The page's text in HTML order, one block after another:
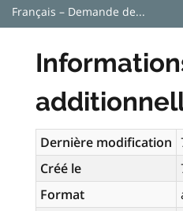
Français – Demande de...
Dernière modification
Créé le
Format